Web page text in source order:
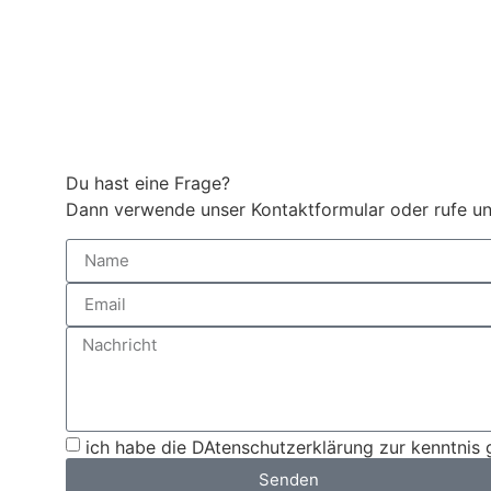
Du hast eine Frage?
Dann verwende unser Kontaktformular oder rufe
ich habe die DAtenschutzerklärung zur kenntnis
Senden